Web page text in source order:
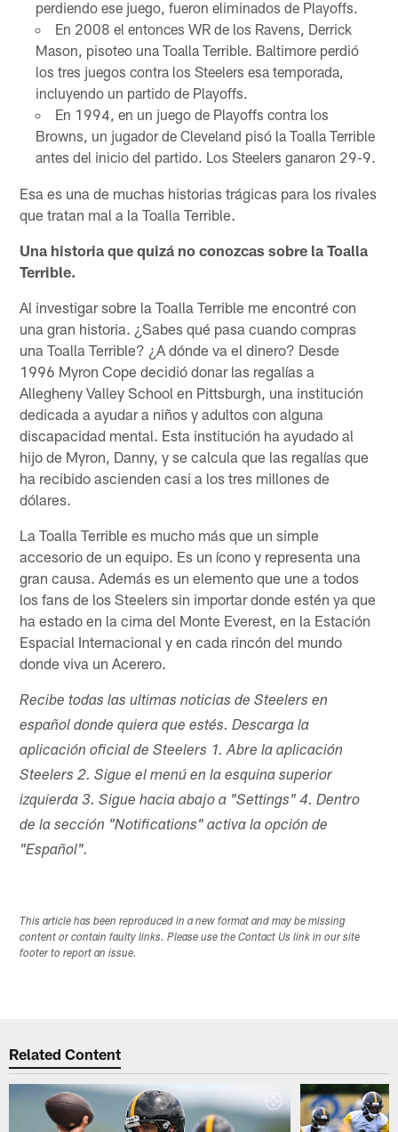
perdiendo ese juego, fueron eliminados de Playoffs.
En 2008 el entonces WR de los Ravens, Derrick
Mason, pisoteo una Toalla Terrible. Baltimore perdió
los tres juegos contra los Steelers esa temporada,
incluyendo un partido de Playoffs.
En 1994, en un juego de Playoffs contra los
Browns, un jugador de Cleveland pisó la Toalla Terrible
antes del inicio del partido. Los Steelers ganaron 29-9.
Esa es una de muchas historias trágicas para los rivales
que tratan mal a la Toalla Terrible.
Una historia que quizá no conozcas sobre la Toalla
Terrible.
Al investigar sobre la Toalla Terrible me encontré con
una gran historia. ¿Sabes qué pasa cuando compras
una Toalla Terrible? ¿A dónde va el dinero? Desde
1996 Myron Cope decidió donar las regalías a
Allegheny Valley School en Pittsburgh, una institución
dedicada a ayudar a niños y adultos con alguna
discapacidad mental. Esta institución ha ayudado al
hijo de Myron, Danny, y se calcula que las regalías que
ha recibido ascienden casi a los tres millones de
dólares.
La Toalla Terrible es mucho más que un simple
accesorio de un equipo. Es un ícono y representa una
gran causa. Además es un elemento que une a todos
los fans de los Steelers sin importar donde estén ya que
ha estado en la cima del Monte Everest, en la Estación
Espacial Internacional y en cada rincón del mundo
donde viva un Acerero.
Recibe todas las ultimas noticias de Steelers en
español donde quiera que estés. Descarga la
aplicación oficial de Steelers 1. Abre la aplicación
Steelers 2. Sigue el menú en la esquina superior
izquierda 3. Sigue hacia abajo a "Settings" 4. Dentro
de la sección "Notifications" activa la opción de
"Español".
This article has been reproduced in a new format and may be missing
content or contain faulty links. Please use the Contact Us link in our site
footer to report an issue.
Related Content